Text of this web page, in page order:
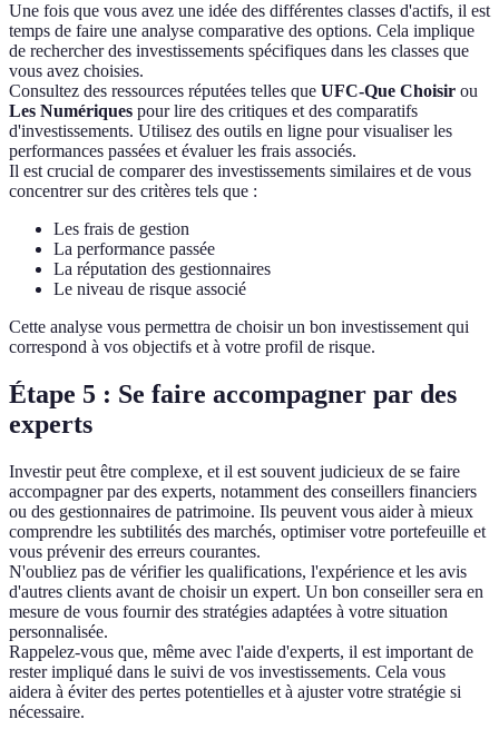
Une fois que vous avez une idée des différentes classes d'actifs, il est
temps de faire une analyse comparative des options. Cela implique
de rechercher des investissements spécifiques dans les classes que
vous avez choisies.
Consultez des ressources réputées telles que UFC-Que Choisir ou
Les Numériques pour lire des critiques et des comparatifs
d'investissements. Utilisez des outils en ligne pour visualiser les
performances passées et évaluer les frais associés.
Il est crucial de comparer des investissements similaires et de vous
concentrer sur des critères tels que :
Les frais de gestion
La performance passée
La réputation des gestionnaires
Le niveau de risque associé
Cette analyse vous permettra de choisir un bon investissement qui
correspond à vos objectifs et à votre profil de risque.
Étape 5 : Se faire accompagner par des
experts
Investir peut être complexe, et il est souvent judicieux de se faire
accompagner par des experts, notamment des conseillers financiers
ou des gestionnaires de patrimoine. Ils peuvent vous aider à mieux
comprendre les subtilités des marchés, optimiser votre portefeuille et
vous prévenir des erreurs courantes.
N'oubliez pas de vérifier les qualifications, l'expérience et les avis
d'autres clients avant de choisir un expert. Un bon conseiller sera en
mesure de vous fournir des stratégies adaptées à votre situation
personnalisée.
Rappelez-vous que, même avec l'aide d'experts, il est important de
rester impliqué dans le suivi de vos investissements. Cela vous
aidera à éviter des pertes potentielles et à ajuster votre stratégie si
nécessaire.